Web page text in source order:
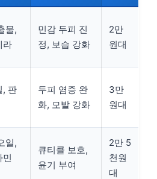
물,
라
민감 두피 진
정, 보습 강화
2만
원대
, 판
두피 염증 완
화, 모발 강화
3만
원대
일,
민
큐티클 보호,
윤기 부여
2만 5
천원
대